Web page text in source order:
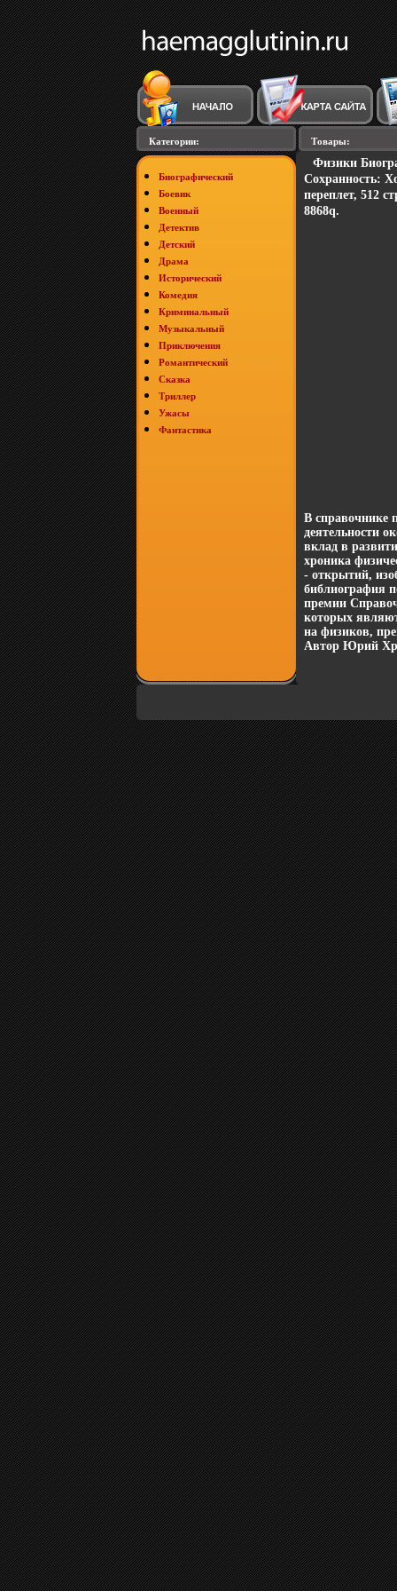
Категории:
Биографический
Боевик
Военный
Детектив
Детский
Драма
Исторический
Комедия
Криминальный
Музыкальный
Приключения
Романтический
Сказка
Триллер
Ужасы
Фантастика
Товары:
Физики
Сохранность:
переплет, 512
8868q.
В справочнике
деятельности
вклад в
хроника
- открытий,
библиография
премии
которых
на физиков,
Автор Юрий